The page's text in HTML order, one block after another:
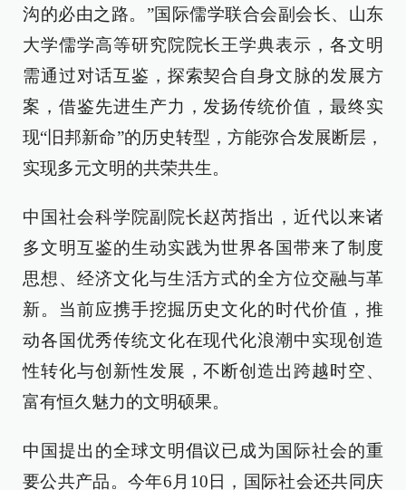
沟的必由之路。”国际儒学联合会副会长、山东
大学儒学高等研究院院长王学典表示，各文明
需通过对话互鉴，探索契合自身文脉的发展方
案，借鉴先进生产力，发扬传统价值，最终实
现“旧邦新命”的历史转型，方能弥合发展断层，
实现多元文明的共荣共生。
中国社会科学院副院长赵芮指出，近代以来诸
多文明互鉴的生动实践为世界各国带来了制度
思想、经济文化与生活方式的全方位交融与革
新。当前应携手挖掘历史文化的时代价值，推
动各国优秀传统文化在现代化浪潮中实现创造
性转化与创新性发展，不断创造出跨越时空、
富有恒久魅力的文明硕果。
中国提出的全球文明倡议已成为国际社会的重
要公共产品。今年6月10日，国际社会还共同庆